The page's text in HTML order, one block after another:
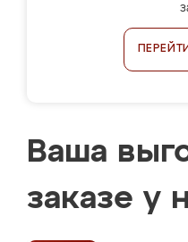
Ваша
заказе у